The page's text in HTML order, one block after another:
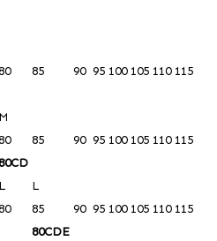
85 90 95 100 105 110 115
M
85 90 95 100 105 110 115
L
L
85 90 95 100 105 110 115
80CDE